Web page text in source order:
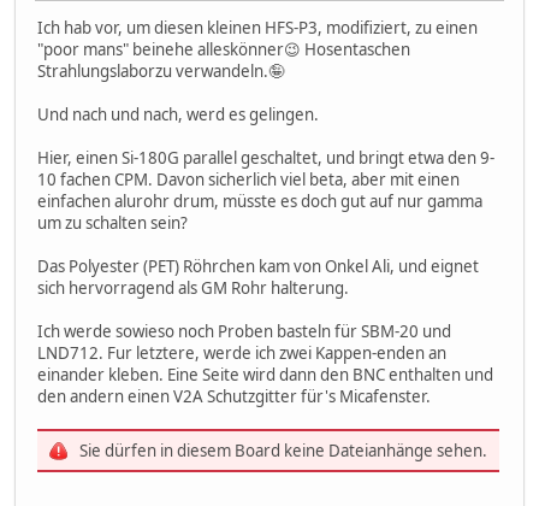
Ich hab vor, um diesen kleinen HFS-P3, modifiziert, zu einen
"poor mans" beinehe alleskönner😉 Hosentaschen
Strahlungslaborzu verwandeln.🤪
Und nach und nach, werd es gelingen.
Hier, einen Si-180G parallel geschaltet, und bringt etwa den 9-
10 fachen CPM. Davon sicherlich viel beta, aber mit einen
einfachen alurohr drum, müsste es doch gut auf nur gamma
um zu schalten sein?
Das Polyester (PET) Röhrchen kam von Onkel Ali, und eignet
sich hervorragend als GM Rohr halterung.
Ich werde sowieso noch Proben basteln für SBM-20 und
LND712. Fur letztere, werde ich zwei Kappen-enden an
einander kleben. Eine Seite wird dann den BNC enthalten und
den andern einen V2A Schutzgitter für's Micafenster.
Sie dürfen in diesem Board keine Dateianhänge sehen.